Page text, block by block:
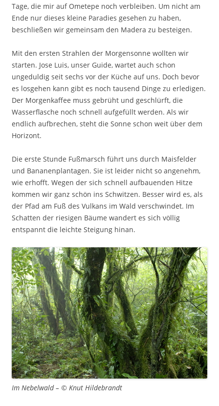
Tage, die mir auf Ometepe noch verbleiben. Um nicht am
Ende nur dieses kleine Paradies gesehen zu haben,
beschließen wir gemeinsam den Madera zu besteigen.
Mit den ersten Strahlen der Morgensonne wollten wir
starten. Jose Luis, unser Guide, wartet auch schon
ungeduldig seit sechs vor der Küche auf uns. Doch bevor
es losgehen kann gibt es noch tausend Dinge zu erledigen.
Der Morgenkaffee muss gebrüht und geschlürft, die
Wasserflasche noch schnell aufgefüllt werden. Als wir
endlich aufbrechen, steht die Sonne schon weit über dem
Horizont.
Die erste Stunde Fußmarsch führt uns durch Maisfelder
und Bananenplantagen. Sie ist leider nicht so angenehm,
wie erhofft. Wegen der sich schnell aufbauenden Hitze
kommen wir ganz schön ins Schwitzen. Besser wird es, als
der Pfad am Fuß des Vulkans im Wald verschwindet. Im
Schatten der riesigen Bäume wandert es sich völlig
entspannt die leichte Steigung hinan.
Im Nebelwald – © Knut Hildebrandt